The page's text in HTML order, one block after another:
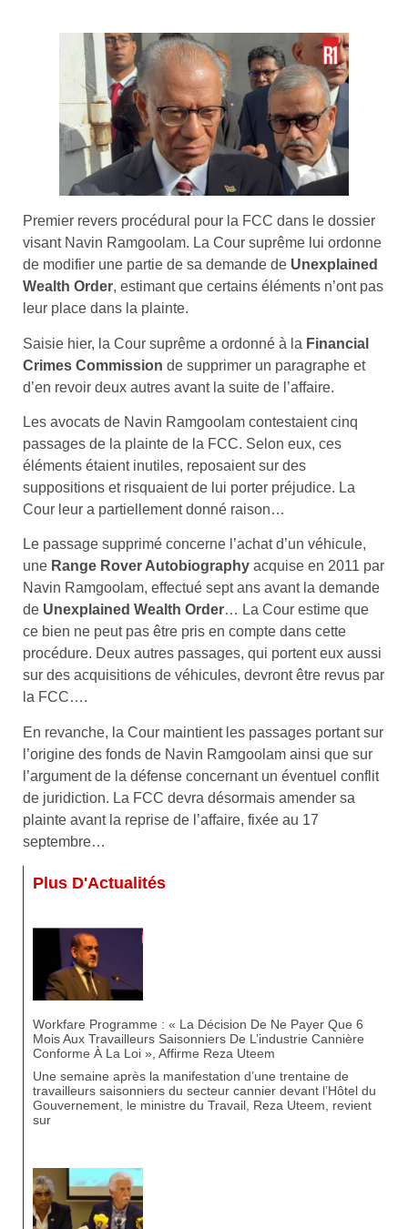
Premier revers procédural pour la FCC dans le dossier
visant Navin Ramgoolam. La Cour suprême lui ordonne
de modifier une partie de sa demande de Unexplained
Wealth Order, estimant que certains éléments n’ont pas
leur place dans la plainte.
Saisie hier, la Cour suprême a ordonné à la Financial
Crimes Commission de supprimer un paragraphe et
d’en revoir deux autres avant la suite de l’affaire.
Les avocats de Navin Ramgoolam contestaient cinq
passages de la plainte de la FCC. Selon eux, ces
éléments étaient inutiles, reposaient sur des
suppositions et risquaient de lui porter préjudice. La
Cour leur a partiellement donné raison…
Le passage supprimé concerne l’achat d’un véhicule,
une Range Rover Autobiography acquise en 2011 par
Navin Ramgoolam, effectué sept ans avant la demande
de Unexplained Wealth Order… La Cour estime que
ce bien ne peut pas être pris en compte dans cette
procédure. Deux autres passages, qui portent eux aussi
sur des acquisitions de véhicules, devront être revus par
la FCC….
En revanche, la Cour maintient les passages portant sur
l’origine des fonds de Navin Ramgoolam ainsi que sur
l’argument de la défense concernant un éventuel conflit
de juridiction. La FCC devra désormais amender sa
plainte avant la reprise de l’affaire, fixée au 17
septembre…
Plus D'Actualités
Workfare Programme : « La Décision De Ne Payer Que 6
Mois Aux Travailleurs Saisonniers De L’industrie Cannière
Conforme À La Loi », Affirme Reza Uteem
Une semaine après la manifestation d’une trentaine de
travailleurs saisonniers du secteur cannier devant l’Hôtel du
Gouvernement, le ministre du Travail, Reza Uteem, revient
sur